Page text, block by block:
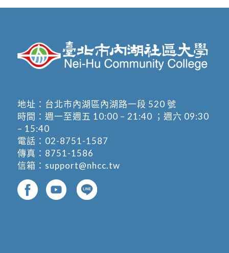
地址： 台北市內湖區內湖路一段 520 號
時間：週一至週五 10:00 – 21:40 ；週六 09:30
– 15:40
電話： 02-8751-1587
傳真：8751-1586
信箱： support@nhcc.tw